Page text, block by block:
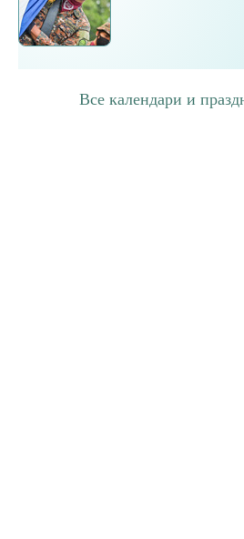
Все календари и